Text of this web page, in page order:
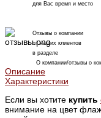
для Вас время и место
Отзывы о компании
от наших клиентов
в разделе
О компании/отзывы о
Описание
Характеристики
Если вы хотите купить
внимание на цвет